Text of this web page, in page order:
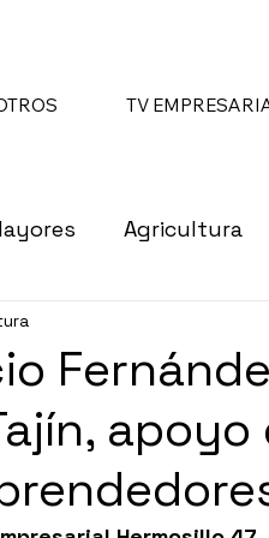
TV
Agricultura
de Beneficencia
Empresarialesapoyo